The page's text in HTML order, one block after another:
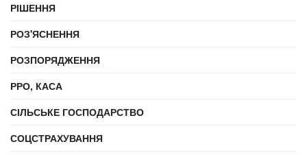
РІШЕННЯ
РОЗ'ЯСНЕННЯ
РОЗПОРЯДЖЕННЯ
РРО, КАСА
СІЛЬСЬКЕ ГОСПОДАРСТВО
СОЦСТРАХУВАННЯ